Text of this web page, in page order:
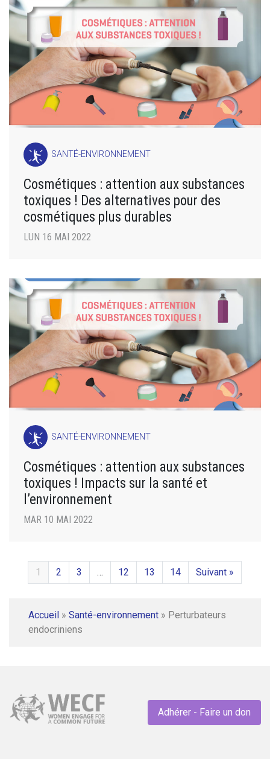
SANTÉ-ENVIRONNEMENT
Cosmétiques : attention aux substances
toxiques ! Des alternatives pour des
cosmétiques plus durables
LUN 16 MAI 2022
SANTÉ-ENVIRONNEMENT
Cosmétiques : attention aux substances
toxiques ! Impacts sur la santé et
l’environnement
MAR 10 MAI 2022
1 2 3 … 12 13 14 Suivant »
Accueil » Santé-environnement » Perturbateurs
endocriniens
Adhérer - Faire un don